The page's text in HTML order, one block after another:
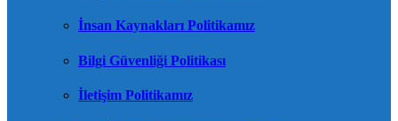
İnsan Kaynakları Politikamız
Bilgi Güvenliği Politikası
İletişim Politikamız